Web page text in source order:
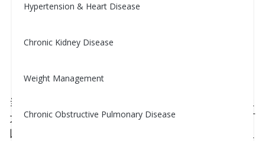
Hypertension & Heart Disease
Chronic Kidney Disease
Weight Management
Chronic Obstructive Pulmonary Disease
三个简单小贴士，助您在流感季保
November 12, 2025
当感冒和流感季节来临时，采取一些小步骤可以产生
大的差异。积极主动是关键——这三个简单的习惯可
以帮助你保持健康，避免并发症，保持整个冬季的血